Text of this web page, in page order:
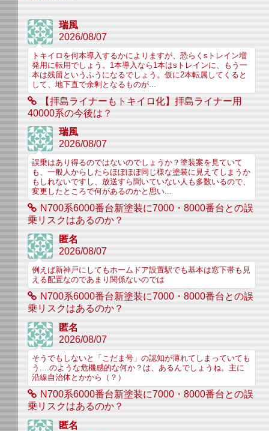
瑞風
2026/08/07
トキイロを何本導入するかによりますが、恐らくsトレイン増
発用に転用でしょう。1本導入なら1本はsトレインに、もう一
本は残留というふうになるでしょう。仮に2本転属してくると
して、地下直で余剰となるものが...
【拝島ライナーもトキイロ化】拝島ライナー用
40000系の今後は？
瑞風
2026/08/07
誤乗はあり得るのではないのでしょうか？塗装案を見ていて
も、一般人からしたらほぼほぼ同じ様な塗装に見えてしまうか
もしれないですし、放送すら聞いていない人も多数いるので、
変更したところで何があるのかと思い...
N700系6000番台新塗装に7000・8000番台との誤
乗リスクはあるのか？
匿名
2026/08/07
例えば新神戸にしてもホームドア設置駅でも基本は窓下帯も見
える配置なのであまり関係ないのでは
N700系6000番台新塗装に7000・8000番台との誤
乗リスクはあるのか？
匿名
2026/08/07
そうでもしないと「こだま号」の認知が薄れてしまっていても
う....のような危機感的な何か？は、あるんでしょうね。主に
沿線自治体とかから（？）
N700系6000番台新塗装に7000・8000番台との誤
乗リスクはあるのか？
匿名